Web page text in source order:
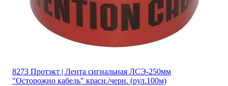
8273 Протэкт | Лента сигнальная ЛСЭ-250мм
"Осторожно кабель" красн./черн. (рул.100м)